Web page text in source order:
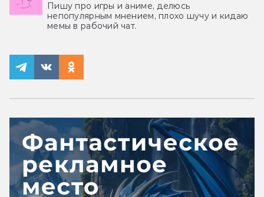
Пишу про игры и аниме, делюсь
непопулярным мнением, плохо шучу и кидаю
мемы в рабочий чат.